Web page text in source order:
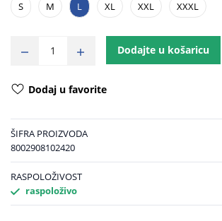
S M L XL XXL XXXL
Dodajte u košaricu
Dodaj u favorite
ŠIFRA PROIZVODA
8002908102420
RASPOLOŽIVOST
raspoloživo